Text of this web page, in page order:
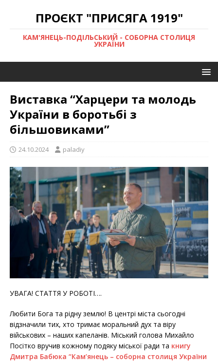
ПРОЄКТ "ПРИСЯГА 1919"
КАМ'ЯНЕЦЬ-ПОДІЛЬСЬКИЙ - СОБОРНА СТОЛИЦЯ
УКРАЇНИ
Виставка “Харцери та молодь
України в боротьбі з
більшовиками”
24.10.2024 paladiy
УВАГА! СТАТТЯ У РОБОТІ….
Любити Бога та рідну землю! В центрі міста сьогодні
відзначили тих, хто тримає моральний дух та віру
військових – наших капеланів. Міський голова Михайло
Посітко вручив кожному подяку міської ради та книгу
Дмитра Бабюка “Кам’янець – соборна столиця України